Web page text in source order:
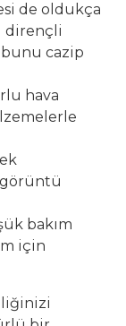
de oldukça
dirençli
bunu cazip
hava
bakım
için